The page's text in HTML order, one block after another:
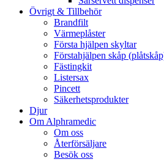
Övrigt & Tillbehör
Brandfilt
Värmeplåster
Första hjälpen skyltar
Förstahjälpen skåp
Fästingkit
Listersax
Pincett
Säkerhetsprodukter
Djur
Om Alphramedic
Om oss
Återförsäljare
Besök oss